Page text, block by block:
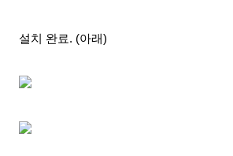
설치 완료. (아래)